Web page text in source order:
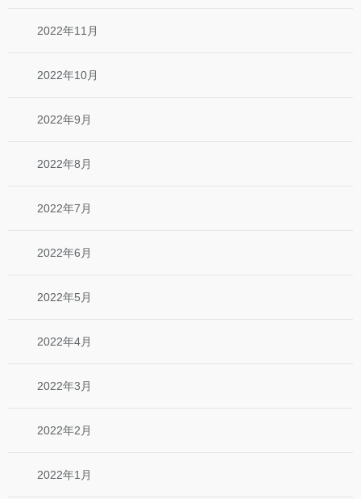
2022年11月
2022年10月
2022年9月
2022年8月
2022年7月
2022年6月
2022年5月
2022年4月
2022年3月
2022年2月
2022年1月